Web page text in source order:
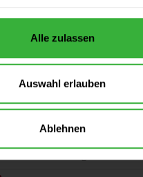
Alle zulassen
Auswahl erlauben
Ablehnen
unter040 60 77 65 23
am Auto...